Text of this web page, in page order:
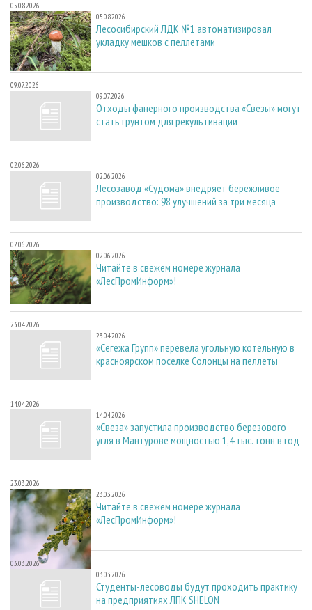
05.08.2026
05.08.2026
Лесосибирский ЛДК №1 автоматизировал
укладку мешков с пеллетами
09.07.2026
09.07.2026
Отходы фанерного производства «Свезы» могут
стать грунтом для рекультивации
02.06.2026
02.06.2026
Лесозавод «Судома» внедряет бережливое
производство: 98 улучшений за три месяца
02.06.2026
02.06.2026
Читайте в свежем номере журнала
«ЛесПромИнформ»!
23.04.2026
23.04.2026
«Сегежа Групп» перевела угольную котельную в
красноярском поселке Солонцы на пеллеты
14.04.2026
14.04.2026
«Свеза» запустила производство березового
угля в Мантурове мощностью 1,4 тыс. тонн в год
23.03.2026
23.03.2026
Читайте в свежем номере журнала
«ЛесПромИнформ»!
03.03.2026
03.03.2026
Студенты-лесоводы будут проходить практику
на предприятиях ЛПК SHELON